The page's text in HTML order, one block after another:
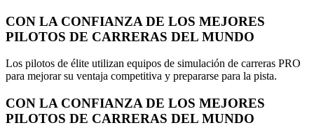
CON LA CONFIANZA DE LOS MEJORES
PILOTOS DE CARRERAS DEL MUNDO
Los pilotos de élite utilizan equipos de simulación de carreras PRO
para mejorar su ventaja competitiva y prepararse para la pista.
CON LA CONFIANZA DE LOS MEJORES
PILOTOS DE CARRERAS DEL MUNDO